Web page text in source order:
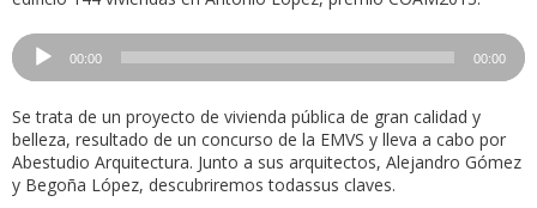
Reproductor
de
audio
00:00 00:00
Se trata de un proyecto de vivienda pública de gran calidad y
belleza, resultado de un concurso de la EMVS y lleva a cabo por
Abestudio Arquitectura. Junto a sus arquitectos, Alejandro Gómez
y Begoña López, descubriremos todassus claves.